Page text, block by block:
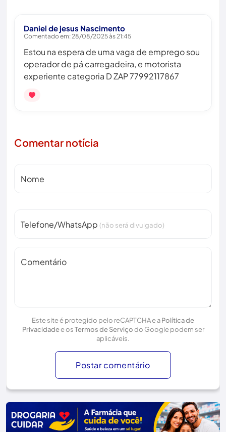
Daniel de jesus Nascimento
Comentado em: 28/08/2025 às 21:45
Estou na espera de uma vaga de emprego sou
operador de pá carregadeira, e motorista
experiente categoria D ZAP 77992117867
Comentar notícia
Nome
Telefone/WhatsApp (não será divulgado)
Comentário
Este site é protegido pelo reCAPTCHA e aPolítica de
Privacidadee osTermos de Serviçodo Google podem ser
aplicáveis.
Postar comentário